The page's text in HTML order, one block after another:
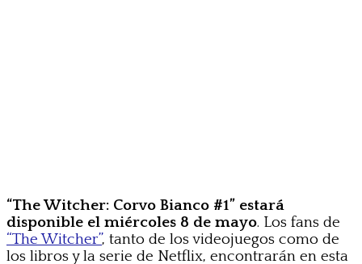
“The Witcher: Corvo Bianco #1” estará
disponible el miércoles 8 de mayo. Los fans de
“The Witcher”, tanto de los videojuegos como de
los libros y la serie de Netflix, encontrarán en esta